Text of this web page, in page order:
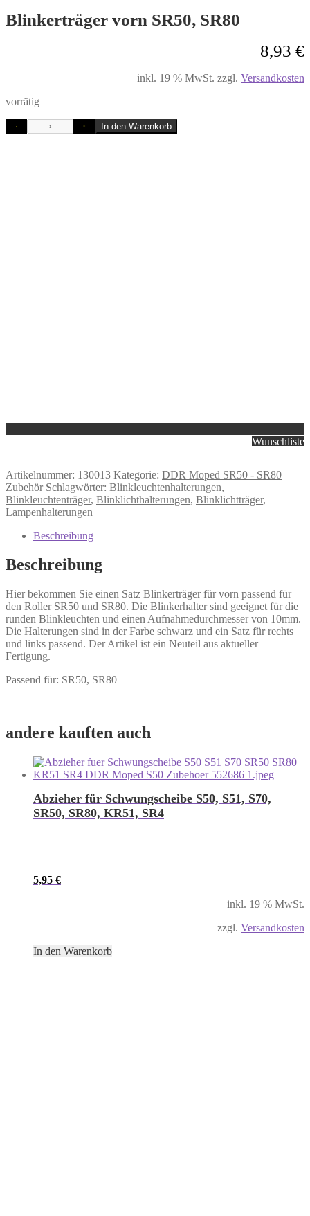
Blinkerträger vorn SR50, SR80
8,93 €
inkl. 19 % MwSt. zzgl. Versandkosten
vorrätig
- + In den Warenkorb
Wunschliste
Artikelnummer: 130013 Kategorie: DDR Moped SR50 - SR80
Zubehör Schlagwörter: Blinkleuchtenhalterungen,
Blinkleuchtenträger, Blinklichthalterungen, Blinklichtträger,
Lampenhalterungen
Beschreibung
Beschreibung
Hier bekommen Sie einen Satz Blinkerträger für vorn passend für
den Roller SR50 und SR80. Die Blinkerhalter sind geeignet für die
runden Blinkleuchten und einen Aufnahmedurchmesser von 10mm.
Die Halterungen sind in der Farbe schwarz und ein Satz für rechts
und links passend. Der Artikel ist ein Neuteil aus aktueller
Fertigung.
Passend für: SR50, SR80
andere kauften auch
Abzieher für Schwungscheibe S50, S51, S70,
SR50, SR80, KR51, SR4
5,95 €
inkl. 19 % MwSt.
zzgl. Versandkosten
In den Warenkorb